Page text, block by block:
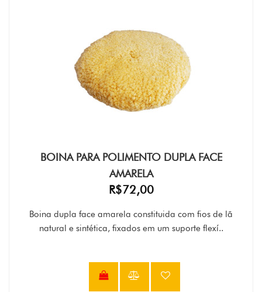
BOINA PARA POLIMENTO DUPLA FACE
AMARELA
R$72,00
Boina dupla face amarela constituida com fios de lã
natural e sintética, fixados em um suporte flexí..